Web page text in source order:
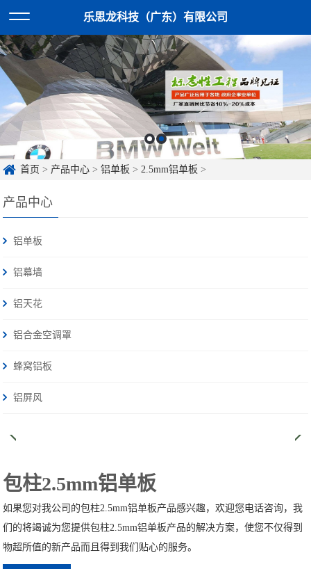
乐思龙科技（广东）有限公司
首页 > 产品中心 >铝单板 >2.5mm铝单板 >
产品中心
铝单板
铝幕墙
铝天花
铝合金空调罩
蜂窝铝板
铝屏风
包柱2.5mm铝单板
如果您对我公司的包柱2.5mm铝单板产品感兴趣，欢迎您电话咨询，我
们的将竭诚为您提供包柱2.5mm铝单板产品的解决方案，使您不仅得到
物超所值的新产品而且得到我们贴心的服务。